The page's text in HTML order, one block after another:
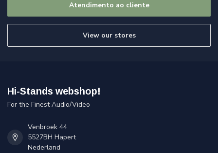
Atendimento ao cliente
View our stores
Hi-Stands webshop!
For the Finest Audio/Video
Venbroek 44
5527BH Hapert
Nederland